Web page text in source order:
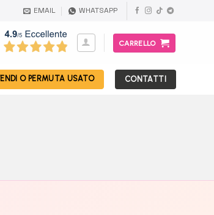
EMAIL WHATSAPP
CARRELLO
O PERMUTA USATO CONTATTI